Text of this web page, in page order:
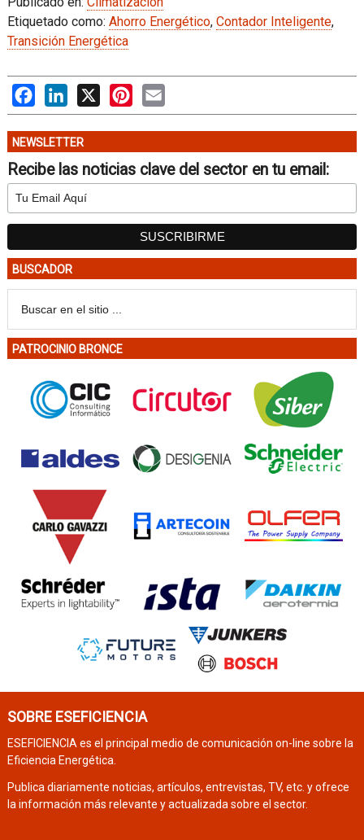
Etiquetado como: Ahorro Energético, Contador Inteligente,
Transición Energética
FacebookLinkedIn
X PinterestEmail
NEWSLETTER
Recibe las noticias clave del sector en tu email:
BUSCADOR
PATROCINIO BRONCE
SOBRE ESEFICIENCIA
ESEFICIENCIA es el principal medio de comunicación on-line sobre la
Eficiencia Energética.
Publica diariamente noticias, artículos, entrevistas, TV, etc. y ofrece
la información más relevante y actualizada sobre el sector.